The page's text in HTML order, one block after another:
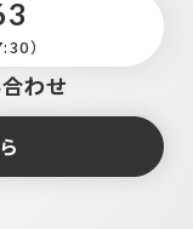
）
わせ